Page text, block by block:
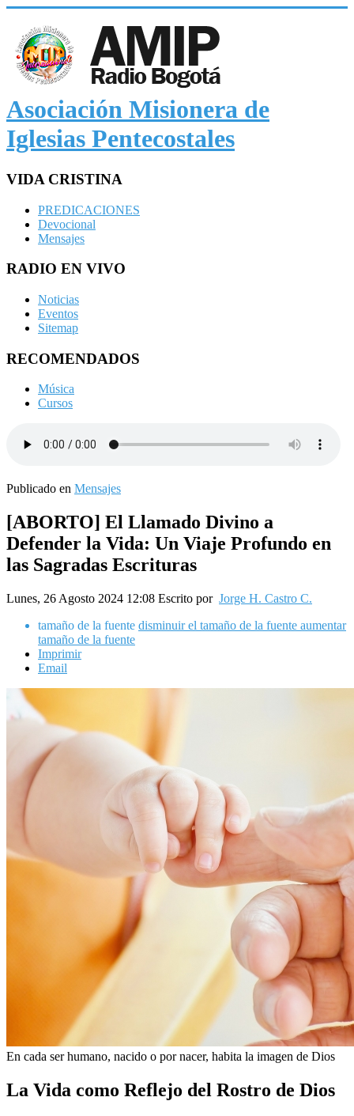
Asociación Misionera de
Iglesias Pentecostales
VIDA CRISTINA
PREDICACIONES
Devocional
Mensajes
RADIO EN VIVO
Noticias
Eventos
Sitemap
RECOMENDADOS
Música
Cursos
Publicado en Mensajes
[ABORTO] El Llamado Divino a
Defender la Vida: Un Viaje Profundo en
las Sagradas Escrituras
Lunes, 26 Agosto 2024 12:08 Escrito por Jorge H. Castro C.
tamaño de la fuente disminuir el tamaño de la fuente aumentar
tamaño de la fuente
Imprimir
Email
En cada ser humano, nacido o por nacer, habita la imagen de Dios
La Vida como Reflejo del Rostro de Dios